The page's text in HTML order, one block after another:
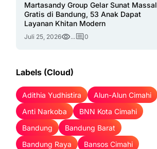
Martasandy Group Gelar Sunat Massal
Gratis di Bandung, 53 Anak Dapat
Layanan Khitan Modern
Juli 25, 2026 ... 0
Labels (Cloud)
Adithia Yudhistira
Alun-Alun Cimahi
Anti Narkoba
BNN Kota Cimahi
Bandung
Bandung Barat
Bandung Raya
Bansos Cimahi